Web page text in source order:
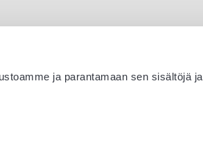
ja parantamaan sen sisältöjä ja